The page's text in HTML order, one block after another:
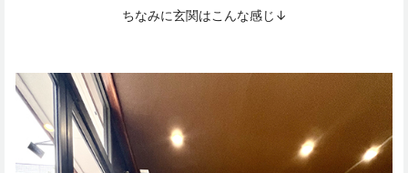
ちなみに玄関はこんな感じ↓